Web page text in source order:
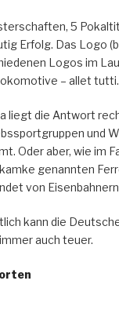
5
Erfolg. Das Logo
Logos im
– allet tutti.
liegt die Antwort
und
Oder aber, wie im
genannten
von
kann die
auch teuer.